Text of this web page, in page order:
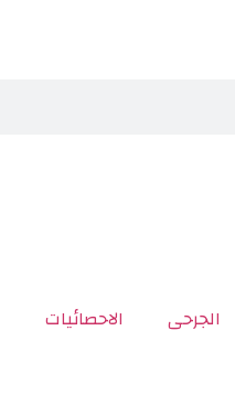
الجرحى الاحصائيات